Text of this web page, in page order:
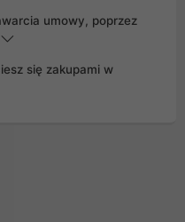
umowy, poprzez
się zakupami w